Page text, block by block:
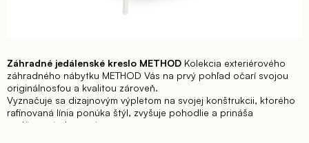
Záhradné jedálenské kreslo METHOD Kolekcia exteriérového
záhradného nábytku METHOD Vás na prvý pohľad očarí svojou
originálnosťou a kvalitou zároveň.
Vyznačuje sa dizajnovým výpletom na svojej konštrukcii, ktorého
rafinovaná línia ponúka štýl, zvyšuje pohodlie a prináša
nadčasovú eleganciu.